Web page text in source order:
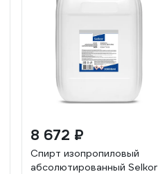
8 672 ₽
Спирт изопропиловый
абсолютированный Selkor